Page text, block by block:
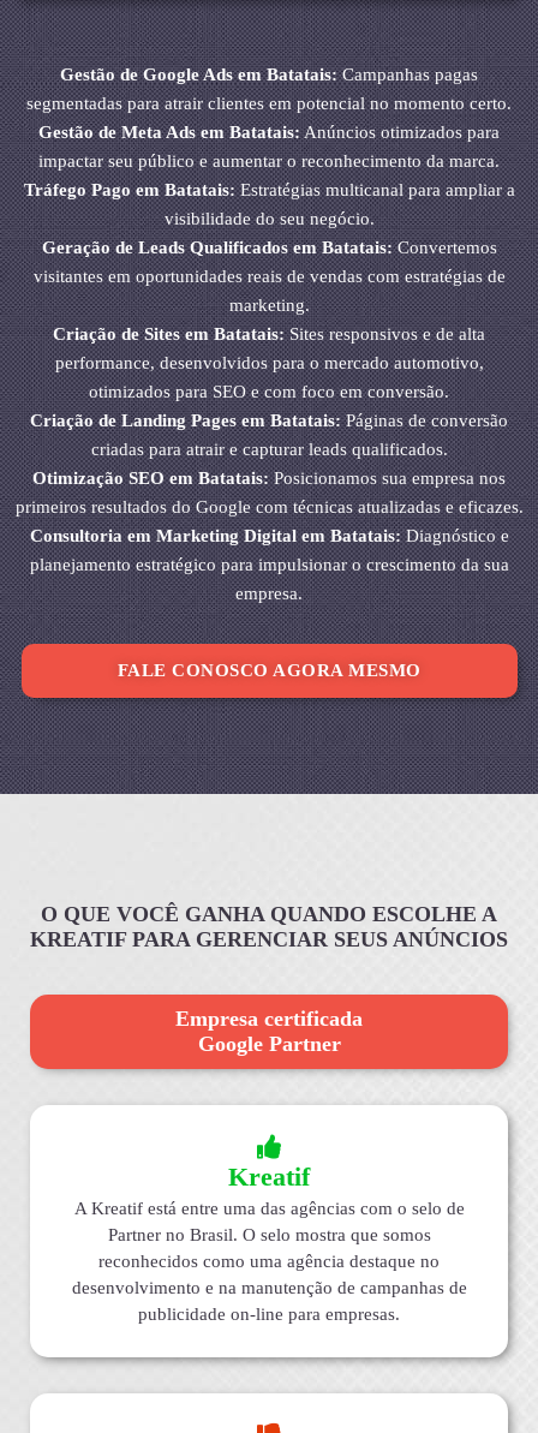
Gestão de Google Ads em Batatais:Campanhas pagas
segmentadas para atrair clientes em potencial no momento certo.
Gestão de Meta Ads em Batatais:Anúncios otimizados para
impactar seu público e aumentar o reconhecimento da marca.
Tráfego Pago em Batatais:Estratégias multicanal para ampliar a
visibilidade do seu negócio.
Geração de Leads Qualificados em Batatais:Convertemos
visitantes em oportunidades reais de vendas com estratégias de
marketing.
Criação de Sites em Batatais:Sites responsivos e de alta
performance, desenvolvidos para o mercado automotivo,
otimizados para SEO e com foco em conversão.
Criação de Landing Pages em Batatais:Páginas de conversão
criadas para atrair e capturar leads qualificados.
Otimização SEO em Batatais:Posicionamos sua empresa nos
primeiros resultados do Google com técnicas atualizadas e eficazes.
Consultoria em Marketing Digital em Batatais:Diagnóstico e
planejamento estratégico para impulsionar o crescimento da sua
empresa.
FALE CONOSCO AGORA MESMO
O QUE VOCÊ GANHA QUANDO ESCOLHE A
KREATIF PARA GERENCIAR SEUS ANÚNCIOS
Empresa certificada
Google Partner
Kreatif
A Kreatif está entre uma das agências com o selo de
Partner no Brasil. O selo mostra que somos
reconhecidos como uma agência destaque no
desenvolvimento e na manutenção de campanhas de
publicidade on-line para empresas.